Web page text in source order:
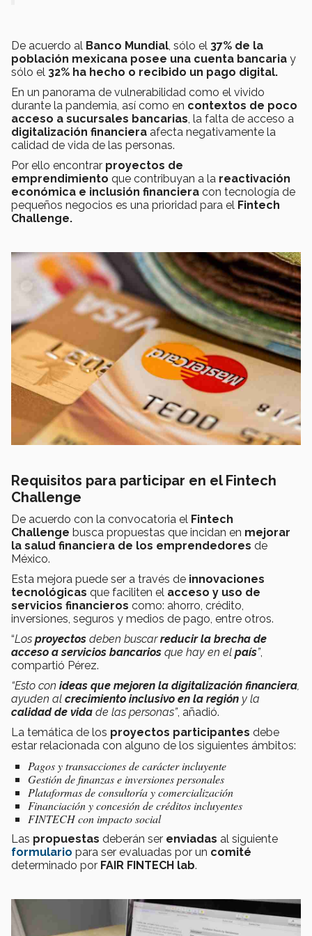
De acuerdo al Banco Mundial, sólo el 37% de la
población mexicana posee una cuenta bancaria y
sólo el 32% ha hecho o recibido un pago digital.
En un panorama de vulnerabilidad como el vivido
durante la pandemia, así como en contextos de poco
acceso a sucursales bancarias, la falta de acceso a
digitalización financiera afecta negativamente la
calidad de vida de las personas.
Por ello encontrar proyectos de
emprendimiento que contribuyan a la reactivación
económica e inclusión financiera con tecnología de
pequeños negocios es una prioridad para el Fintech
Challenge.
Requisitos para participar en el Fintech
Challenge
De acuerdo con la convocatoria el Fintech
Challenge busca propuestas que incidan en mejorar
la salud financiera de los emprendedores de
México.
Esta mejora puede ser a través de innovaciones
tecnológicas que faciliten el acceso y uso de
servicios financieros como: ahorro, crédito,
inversiones, seguros y medios de pago, entre otros.
“Los proyectos deben buscarreducir la brecha de
acceso a servicios bancarios que hay en el país”,
compartió Pérez.
“Esto con ideas que mejoren la digitalización financiera,
ayuden al crecimiento inclusivo en la región y la
calidad de vida de las personas”, añadió.
La temática de los proyectos participantes debe
estar relacionada con alguno de los siguientes ámbitos:
Pagos y transacciones de carácter incluyente
Gestión de finanzas e inversiones personales
Plataformas de consultoría y comercialización
Financiación y concesión de créditos incluyentes
FINTECH con impacto social
Las propuestas deberán ser enviadas al siguiente
formulario para ser evaluadas por un comité
determinado por FAIR FINTECH lab.